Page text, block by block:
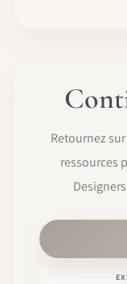
Retournez
ressources